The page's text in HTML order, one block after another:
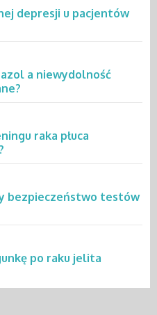
depresji u pacjentów
a niewydolność
raka płuca
bezpieczeństwo testów
po raku jelita